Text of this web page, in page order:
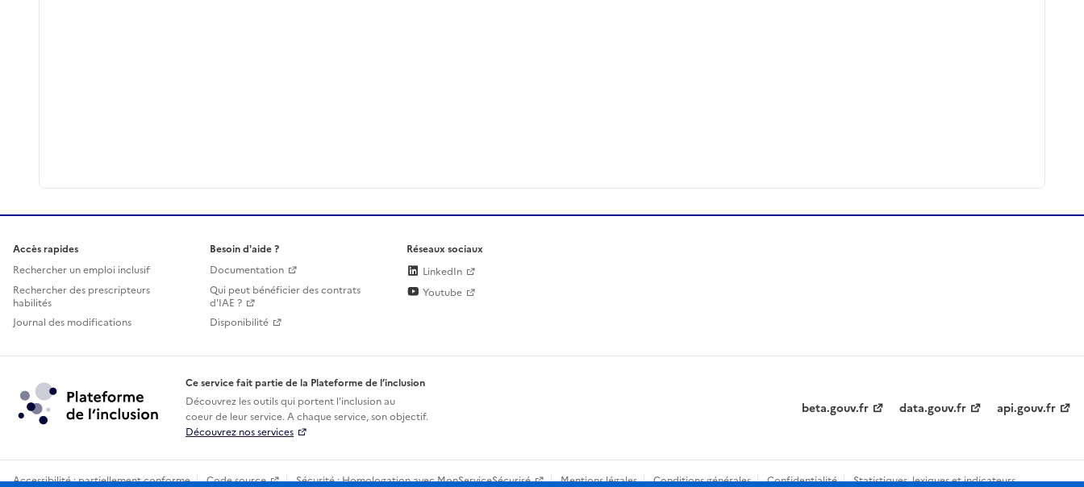
Accès rapides
Rechercher un emploi inclusif
Rechercher des prescripteurs
habilités
Journal des modifications
Besoin d'aide ?
Documentation
Qui peut bénéficier des contrats
d'IAE ?
Disponibilité
Réseaux sociaux
LinkedIn
Youtube
Ce service fait partie de la Plateforme de l’inclusion
Découvrez les outils qui portent l'inclusion au
coeur de leur service. A chaque service, son objectif.
Découvrez nos services
beta.gouv.fr data.gouv.fr api.gouv.fr
Accessibilité : partiellement conforme Code source Sécurité : Homologation avec MonServiceSécurisé Mentions légales Conditions générales Confidentialité Statistiques, lexiques et indicateurs